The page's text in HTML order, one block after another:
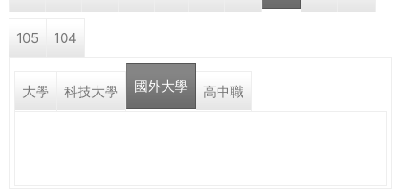
學a
r
e
105 104
大學 科技大學 國外大學 高中職